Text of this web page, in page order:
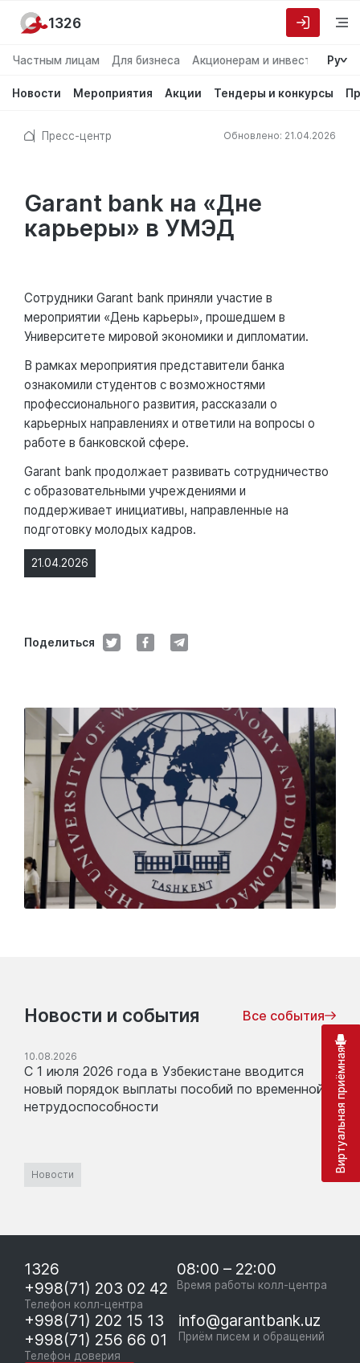
Частным лицам Для бизнеса Акционерам и инвесторам
Ру
Новости Мероприятия Акции Тендеры и конкурсы
1326
Пресс-центр Обновлено: 21.04.2026
Garant bank на «Дне
карьеры» в УМЭД
21.04.2026
Поделиться
Сотрудники Garant bank приняли участие в
мероприятии «День карьеры», прошедшем в
Университете мировой экономики и дипломатии.
В рамках мероприятия представители банка
ознакомили студентов с возможностями
профессионального развития, рассказали о
карьерных направлениях и ответили на вопросы о
работе в банковской сфере.
Garant bank продолжает развивать сотрудничество
с образовательными учреждениями и
поддерживает инициативы, направленные на
подготовку молодых кадров.
Новости и события Все события
10.08.2026
С 1 июля 2026 года в Узбекистане вводится
новый порядок выплаты пособий по временной
нетрудоспособности
Новости
1326
+998(71) 203 02 42
Телефон колл-центра
08:00 – 22:00
Время работы колл-центра
+998(71) 202 15 13
+998(71) 256 66 01
Телефон доверия
info@garantbank.uz
Приём писем и обращений
Виртуальная приёмная